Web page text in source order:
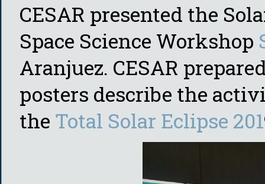
CESAR presented the
Space Science Workshop
Aranjuez. CESAR
posters describe the
the Total Solar Eclipse 201